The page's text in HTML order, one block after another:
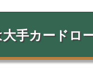
手カードロ